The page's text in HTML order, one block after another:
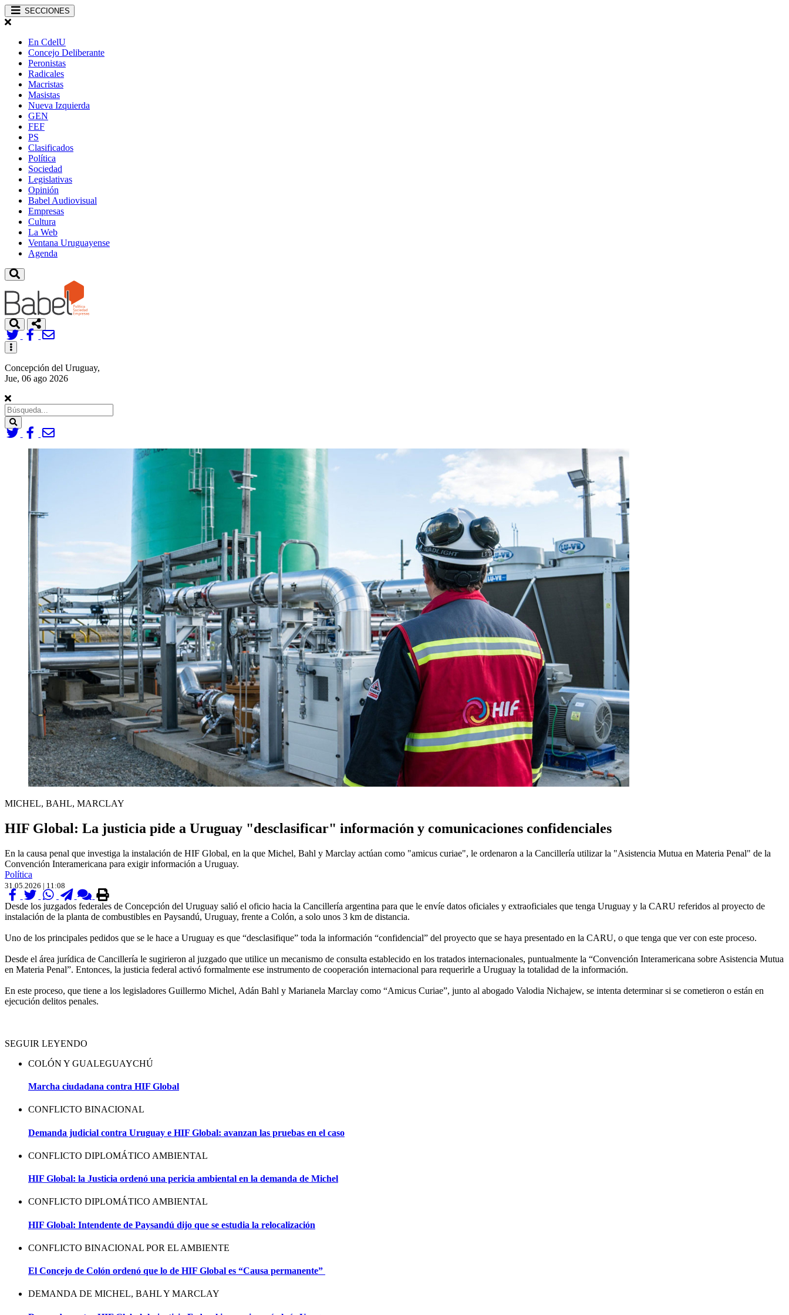
SECCIONES
En CdelU
Concejo Deliberante
Peronistas
Radicales
Macristas
Masistas
Nueva Izquierda
GEN
FEF
PS
Clasificados
Política
Sociedad
Legislativas
Opinión
Babel Audiovisual
Empresas
Cultura
La Web
Ventana Uruguayense
Agenda
Toggle
navigation
Concepción del Uruguay,
Jue, 06 ago 2026
Search
MICHEL, BAHL, MARCLAY
HIF Global: La justicia pide a Uruguay "desclasificar" información y comunicaciones confidenciales
En la causa penal que investiga la instalación de HIF Global, en la que Michel, Bahl y Marclay actúan como "amicus curiae", le ordenaron a la Cancillería utilizar la "Asistencia Mutua en Materia Penal" de la
Convención Interamericana para exigir información a Uruguay.
Política
31.05.2026 | 11:08
Desde los juzgados federales de Concepción del Uruguay salió el oficio hacia la Cancillería argentina para que le envíe datos oficiales y extraoficiales que tenga Uruguay y la CARU referidos al proyecto de
instalación de la planta de combustibles en Paysandú, Uruguay, frente a Colón, a solo unos 3 km de distancia.
Uno de los principales pedidos que se le hace a Uruguay es que “desclasifique” toda la información “confidencial” del proyecto que se haya presentado en la CARU, o que tenga que ver con este proceso.
Desde el área jurídica de Cancillería le sugirieron al juzgado que utilice un mecanismo de consulta establecido en los tratados internacionales, puntualmente la “Convención Interamericana sobre Asistencia Mutua
en Materia Penal”. Entonces, la justicia federal activó formalmente ese instrumento de cooperación internacional para requerirle a Uruguay la totalidad de la información.
En este proceso, que tiene a los legisladores Guillermo Michel, Adán Bahl y Marianela Marclay como “Amicus Curiae”, junto al abogado Valodia Nichajew, se intenta determinar si se cometieron o están en
ejecución delitos penales.
SEGUIR LEYENDO
COLÓN Y GUALEGUAYCHÚ
Marcha ciudadana contra HIF Global
CONFLICTO BINACIONAL
Demanda judicial contra Uruguay e HIF Global: avanzan las pruebas en el caso
CONFLICTO DIPLOMÁTICO AMBIENTAL
HIF Global: la Justicia ordenó una pericia ambiental en la demanda de Michel
CONFLICTO DIPLOMÁTICO AMBIENTAL
HIF Global: Intendente de Paysandú dijo que se estudia la relocalización
CONFLICTO BINACIONAL POR EL AMBIENTE
El Concejo de Colón ordenó que lo de HIF Global es “Causa permanente”
DEMANDA DE MICHEL, BAHL Y MARCLAY